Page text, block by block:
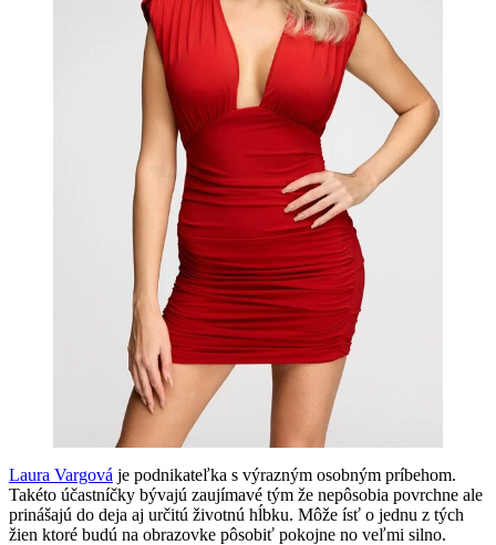
Laura Vargová je podnikateľka s výrazným osobným príbehom.
Takéto účastníčky bývajú zaujímavé tým že nepôsobia povrchne ale
prinášajú do deja aj určitú životnú hĺbku. Môže ísť o jednu z tých
žien ktoré budú na obrazovke pôsobiť pokojne no veľmi silno.